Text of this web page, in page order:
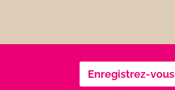
Enregistrez-vous